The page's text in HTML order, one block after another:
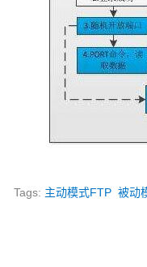
Tags: 主动模式FTP 被动